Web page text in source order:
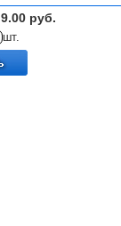
9.00 руб.
шт.